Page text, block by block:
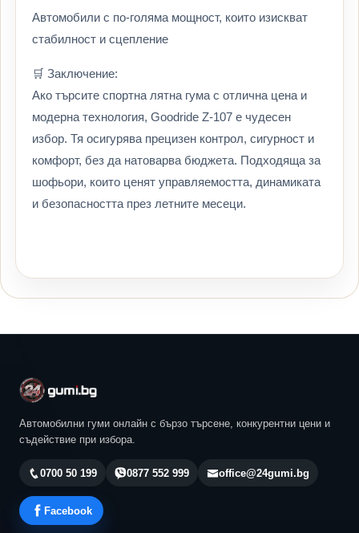
Автомобили с по-голяма мощност, които изискват
стабилност и сцепление
🛒 Заключение:
Ако търсите спортна лятна гума с отлична цена и
модерна технология, Goodride Z-107 е чудесен
избор. Тя осигурява прецизен контрол, сигурност и
комфорт, без да натоварва бюджета. Подходяща за
шофьори, които ценят управляемостта, динамиката
и безопасността през летните месеци.
Автомобилни гуми онлайн с бързо търсене, конкурентни цени и
съдействие при избора.
0700 50 199 0877 552 999 office@24gumi.bg
Facebook